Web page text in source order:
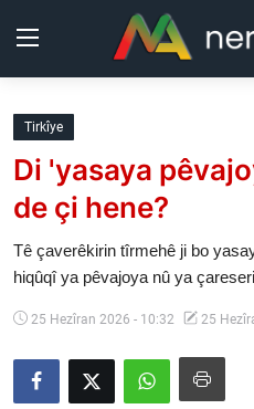
Kurdistan
Herêm
Rojev
Nerin
Tirkîye
Di 'yasaya
de çi hene?
Tê çaverêkirin tîrmehê ji bo
hiqûqî ya pêvajoya nû ya
25 Hezîran 2026 - 10:32 25